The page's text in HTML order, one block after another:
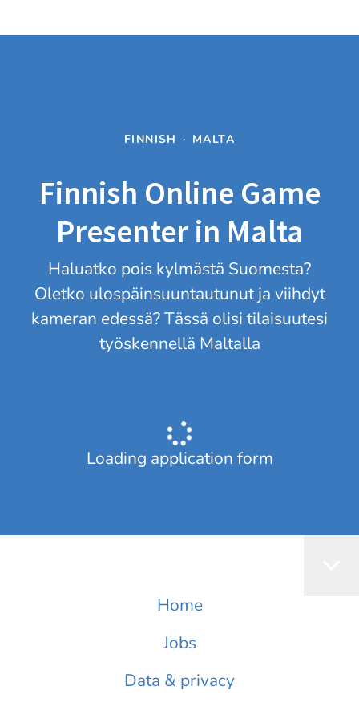
FINNISH · MALTA
Finnish Online Game
Presenter in Malta
Haluatko pois kylmästä Suomesta?
Oletko ulospäinsuuntautunut ja viihdyt
kameran edessä? Tässä olisi tilaisuutesi
työskennellä Maltalla
Loading application form
Home
Jobs
Data & privacy